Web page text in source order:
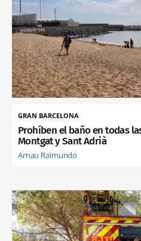
GRAN BARCELONA
Prohíben el baño en todas
Montgat y Sant Adrià
Arnau Raimundo